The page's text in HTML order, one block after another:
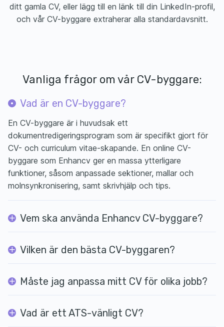
ditt gamla CV, eller lägg till en länk till din LinkedIn-profil,
och vår CV-byggare extraherar alla standardavsnitt.
Vanliga frågor om vår CV-byggare:
Vad är en CV-byggare?
En CV-byggare är i huvudsak ett
dokumentredigeringsprogram som är specifikt gjort för
CV- och curriculum vitae-skapande. En online CV-
byggare som Enhancv ger en massa ytterligare
funktioner, såsom anpassade sektioner, mallar och
molnsynkronisering, samt skrivhjälp och tips.
Vem ska använda Enhancv CV-byggare?
Vilken är den bästa CV-byggaren?
Måste jag anpassa mitt CV för olika jobb?
Vad är ett ATS-vänligt CV?